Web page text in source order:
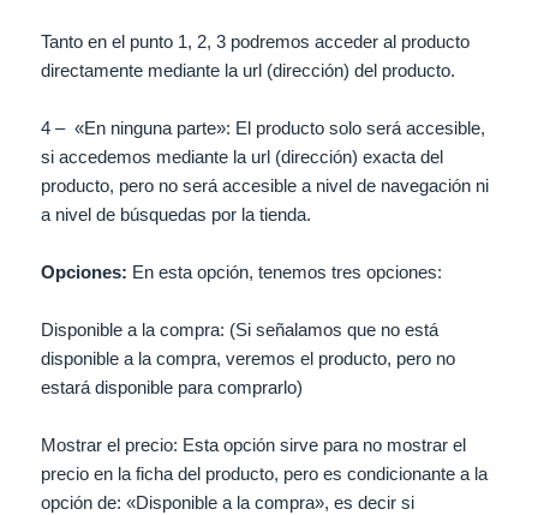
Tanto en el punto 1, 2, 3 podremos acceder al producto
directamente mediante la url (dirección) del producto.
4 – «En ninguna parte»: El producto solo será accesible,
si accedemos mediante la url (dirección) exacta del
producto, pero no será accesible a nivel de navegación ni
a nivel de búsquedas por la tienda.
Opciones: En esta opción, tenemos tres opciones:
Disponible a la compra: (Si señalamos que no está
disponible a la compra, veremos el producto, pero no
estará disponible para comprarlo)
Mostrar el precio: Esta opción sirve para no mostrar el
precio en la ficha del producto, pero es condicionante a la
opción de: «Disponible a la compra», es decir si